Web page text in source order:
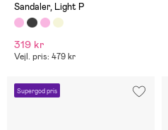
Sandaler, Light P
319 kr
Vejl. pris: 479 kr
Supergod pris